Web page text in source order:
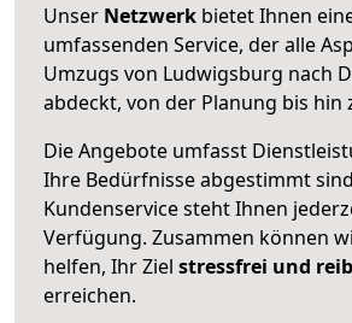
Unser Netzwerk bietet Ihnen
umfassenden Service, der alle
Umzugs von Ludwigsburg nach
abdeckt, von der Planung bis hin
Die Angebote umfasst
Ihre Bedürfnisse abgestimmt
Kundenservice steht Ihnen
Verfügung. Zusammen können
helfen, Ihr Ziel stressfrei und
erreichen.